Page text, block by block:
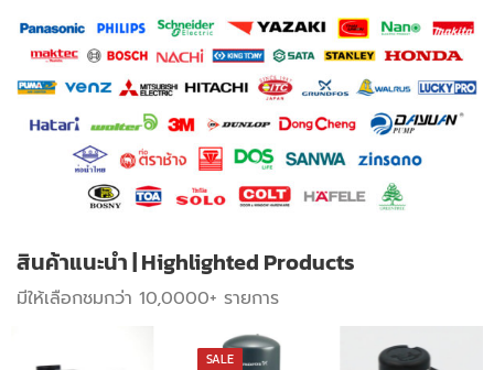
สินค้าแนะนำ | Highlighted Products
มีให้เลือกชมกว่า 10,0000+ รายการ
SALE